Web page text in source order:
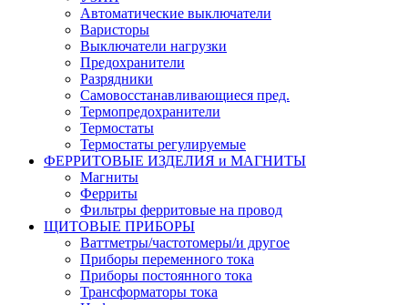
Автоматические выключатели
Варисторы
Выключатели нагрузки
Предохранители
Разрядники
Самовосстанавливающиеся пред.
Термопредохранители
Термостаты
Термостаты регулируемые
ФЕРРИТОВЫЕ ИЗДЕЛИЯ и МАГНИТЫ
Магниты
Ферриты
Фильтры ферритовые на провод
ЩИТОВЫЕ ПРИБОРЫ
Ваттметры/частотомеры/и другое
Приборы переменного тока
Приборы постоянного тока
Трансформаторы тока